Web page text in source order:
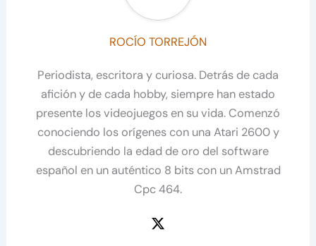
ROCÍO TORREJÓN
Periodista, escritora y curiosa. Detrás de cada
afición y de cada hobby, siempre han estado
presente los videojuegos en su vida. Comenzó
conociendo los orígenes con una Atari 2600 y
descubriendo la edad de oro del software
español en un auténtico 8 bits con un Amstrad
Cpc 464.